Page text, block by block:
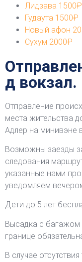
Лидзава 1500₽
Гудаута 1500₽
Новый афон
Сухум 2000₽
д вокзал.
Отправление
места жительства
Адлер на минивэне
Возможны заезды
следования
указанные нами
уведомляем
Дети до 5 лет
Высадка с багажом
границе
В случае